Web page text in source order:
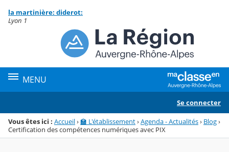
Menu de la rubrique
Contenu
la martinière: diderot:
Lyon 1
MENU
Se connecter
Vous êtes ici : Accueil›🏫 L'établissement›Agenda - Actualités› Blog›
Certification des compétences numériques avec PIX